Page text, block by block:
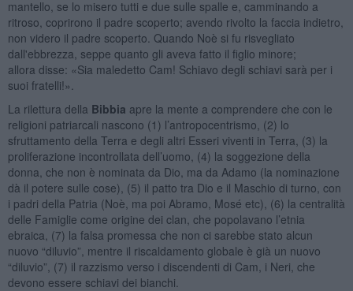
mantello, se lo misero tutti e due sulle spalle e, camminando a
ritroso, coprirono il padre scoperto; avendo rivolto la faccia indietro,
non videro il padre scoperto. Quando Noè si fu risvegliato
dall'ebbrezza, seppe quanto gli aveva fatto il figlio minore;
allora disse: «Sia maledetto Cam! Schiavo degli schiavi sarà per i
suoi fratelli!».
La rilettura della Bibbia apre la mente a comprendere che con le
religioni patriarcali nascono (1) l’antropocentrismo, (2) lo
sfruttamento della Terra e degli altri Esseri viventi in Terra, (3) la
proliferazione incontrollata dell’uomo, (4) la soggezione della
donna, che non è nominata da Dio, ma da Adamo (la nominazione
dà il potere sulle cose), (5) il patto tra Dio e il Maschio di turno, con
i padri della Patria (Noè, ma poi Abramo, Mosé etc), (6) la centralità
delle Famiglie come origine dei clan, che popolavano l’etnia
ebraica, (7) la falsa promessa che non ci sarebbe stato alcun
nuovo “diluvio”, mentre il riscaldamento globale è già un nuovo
“diluvio”, (7) il razzismo verso i discendenti di Cam, i Neri, che
devono essere schiavi dei bianchi.